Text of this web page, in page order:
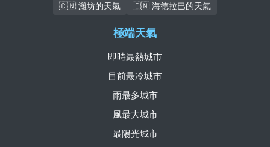
🇨🇳 濰坊的天氣
🇮🇳 海德拉巴的天氣
極端天氣
即時最熱城市
目前最冷城市
雨最多城市
風最大城市
最陽光城市